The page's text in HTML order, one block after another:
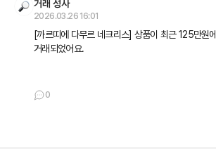
거래 성사
2026.03.26 16:01
[까르띠에 다무르 네크리스] 상품이 최근 125만원에
거래되었어요.
0